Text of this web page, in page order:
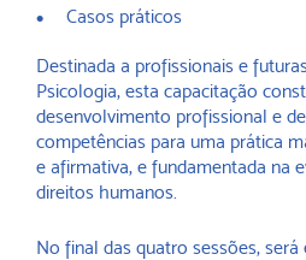
Casos práticos
Destinada a profissionais e
Psicologia, esta capacitação
desenvolvimento profissional e
competências para uma prática
e afirmativa, e fundamentada na
direitos humanos.
No final das quatro sessões,